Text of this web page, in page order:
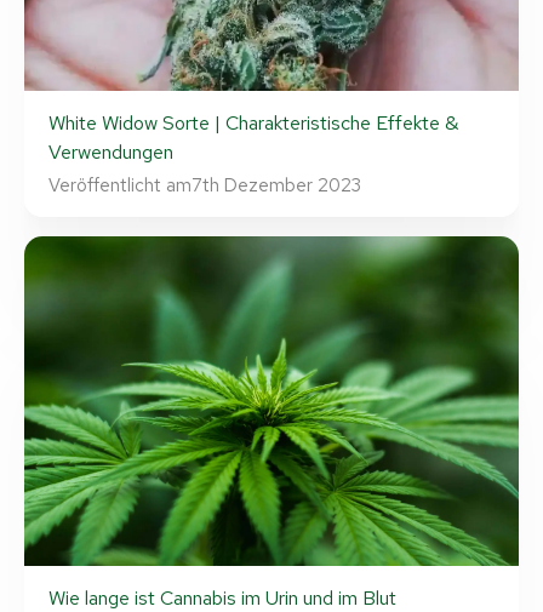
White Widow Sorte | Charakteristische Effekte &
Verwendungen
Veröffentlicht am7th Dezember 2023
Wie lange ist Cannabis im Urin und im Blut